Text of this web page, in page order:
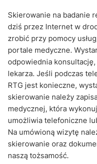
Skierowanie na badanie
dziś przez Internet w
zrobić przy pomocy
portale medyczne.
odpowiednia
lekarza. Jeśli podczas
RTG jest konieczne,
skierowanie należy
medycznej, która
umożliwia telefoniczne
Na umówioną wizytę
skierowanie oraz
naszą tożsamość.